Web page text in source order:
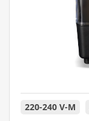
220-240 V-M